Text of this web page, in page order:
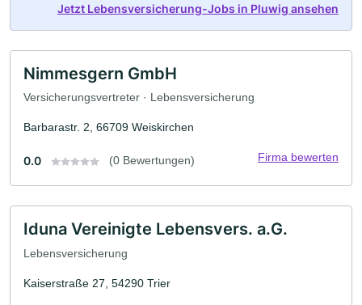
Jetzt Lebensversicherung-Jobs in Pluwig ansehen
Nimmesgern GmbH
Versicherungsvertreter · Lebensversicherung
Barbarastr. 2, 66709 Weiskirchen
0.0 (0 Bewertungen) Firma bewerten
Iduna Vereinigte Lebensvers. a.G.
Lebensversicherung
Kaiserstraße 27, 54290 Trier